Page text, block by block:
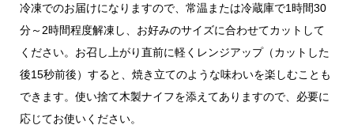
冷凍でのお届けになりますので、常温または冷蔵庫で1時間30
分～2時間程度解凍し、お好みのサイズに合わせてカットして
ください。お召し上がり直前に軽くレンジアップ（カットした
後15秒前後）すると、焼き立てのような味わいを楽しむことも
できます。使い捨て木製ナイフを添えてありますので、必要に
応じてお使いください。